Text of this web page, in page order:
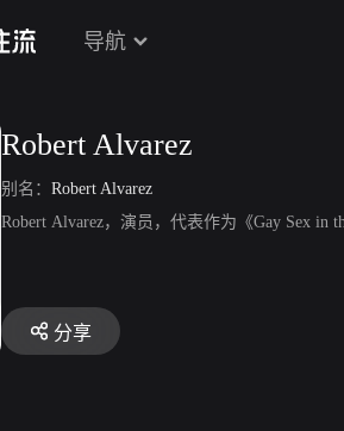
导航
Robert Alvarez
别名： Robert Alvarez
Robert Alvarez，演员，代表作为《Gay Sex in
分享